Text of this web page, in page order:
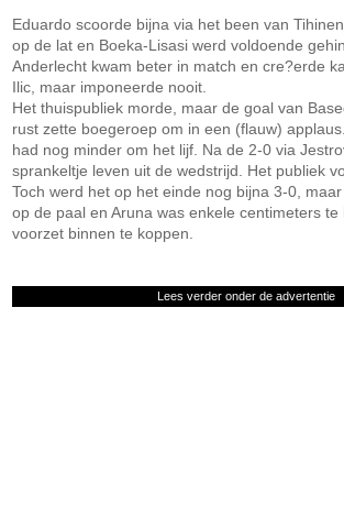
Eduardo scoorde bijna via het been van
op de lat en Boeka-Lisasi werd voldoende
Anderlecht kwam beter in match en cre?erde
Ilic, maar imponeerde nooit.
Het thuispubliek morde, maar de goal van
rust zette boegeroep om in een (flauw)
had nog minder om het lijf. Na de 2-0 via
sprankeltje leven uit de wedstrijd. Het publiek
Toch werd het op het einde nog bijna 3-0,
op de paal en Aruna was enkele centimeters te
voorzet binnen te koppen.
Lees verder onder de advertentie